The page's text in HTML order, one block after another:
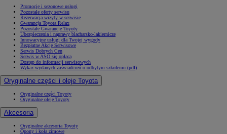
Promocje i sezonowe usługi
Pozostałe oferty serwisu
Rezerwacja wizyty w serwisie
Gwarancja Toyota Relax
Pozostałe Gwarancje Toyoty
Ubezpieczenia i naprawy blacharsko-lakiernicze
Innowacyjne usługi dla Twojej wygody
Bezpłatne Akcje Serwisowe
Serwis Dobrych Cen
Serwis w ASO się opłaca
Dostęp do informacji serwisowych
Wykaz wydanych zaświadczeń o odbytym szkoleniu (pdf)
Oryginalne części i oleje Toyota
Oryginalne części Toyoty
Oryginalne oleje Toyoty
Akcesoria
Oryginalne akcesoria Toyoty
Opony i koła zimowe